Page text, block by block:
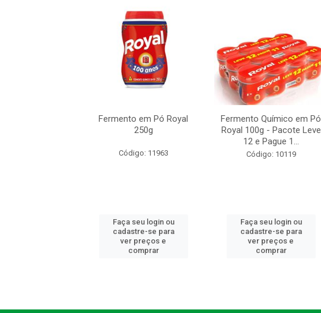
Fermento em Pó Royal
250g
Código: 11963
Faça seu login ou
cadastre-se para
ver preços e
comprar
Fermento Químico em Pó
Royal 100g - Pacote Leve
12 e Pague 1...
Código: 10119
Faça seu login ou
cadastre-se para
ver preços e
comprar